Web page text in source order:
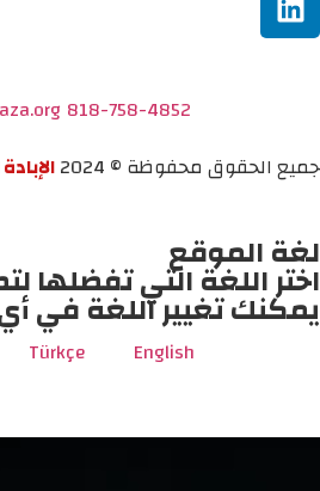
818-758-4852
جميع الحقوق محفوظة © 2024
لغة الموقع
اختر اللغة التي تفضلها
يمكنك تغيير اللغة في
English
Türkçe